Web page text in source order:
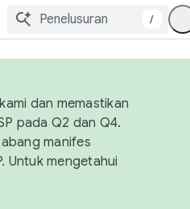
/
dan memastikan
pada Q2 dan Q4.
manifes
Untuk mengetahui